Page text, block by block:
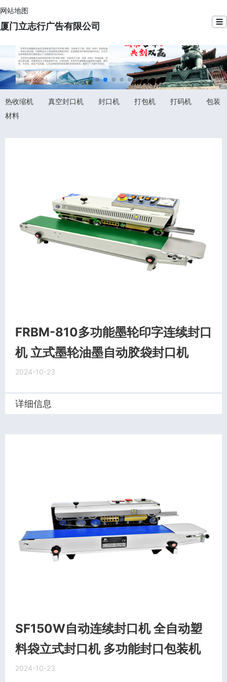
网站地图
厦门立志行广告有限公司 ☰
热收缩机 真空封口机 封口机 打包机 打码机
包装
材料
FRBM-810多功能墨轮印字连续封口
机 立式墨轮油墨自动胶袋封口机
2024-10-23
详细信息
SF150W自动连续封口机 全自动塑
料袋立式封口机 多功能封口包装机
2024-10-23